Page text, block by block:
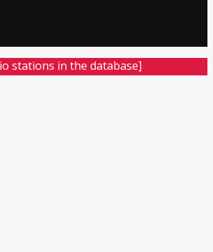
stations in the database]